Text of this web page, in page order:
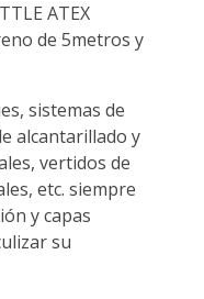
ATEX
de 5metros y
sistemas de
alcantarillado y
vertidos de
etc. siempre
y capas
su